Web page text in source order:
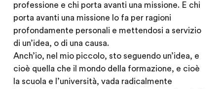
professione e chi porta avanti una missione. E chi
porta avanti una missione lo fa per ragioni
profondamente personali e mettendosi a servizio
di un’idea, o di una causa.
Anch’io, nel mio piccolo, sto seguendo un’idea, e
cioè quella che il mondo della formazione, e cioè
la scuola e l’università, vada radicalmente